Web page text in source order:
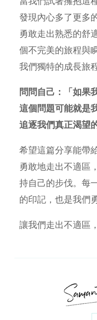
發現內心多了更多
勇敢走出熟悉的舒
個不完美的旅程與
我們獨特的成長旅程
問問自己：「如果
這個問題可能就是
追逐我們真正渴望
希望這篇分享能帶
勇敢地走出不適區
持自己的步伐。每
的印記，也是我們
讓我們走出不適區